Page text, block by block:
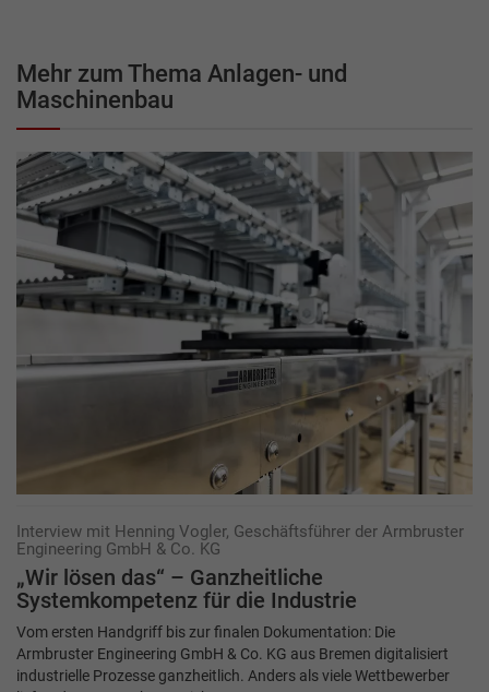
Mehr zum Thema Anlagen- und
Maschinenbau
Interview mit Henning Vogler, Geschäftsführer der Armbruster
Engineering GmbH & Co. KG
„Wir lösen das“ – Ganzheitliche
Systemkompetenz für die Industrie
Vom ersten Handgriff bis zur finalen Dokumentation: Die
Armbruster Engineering GmbH & Co. KG aus Bremen digitalisiert
industrielle Prozesse ganzheitlich. Anders als viele Wettbewerber